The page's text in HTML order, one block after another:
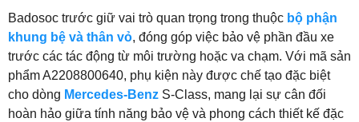
Badosoc trước giữ vai trò quan trọng trong thuộc bộ phận
khung bệ và thân vỏ, đóng góp việc bảo vệ phần đầu xe
trước các tác động từ môi trường hoặc va chạm. Với mã sản
phẩm A2208800640, phụ kiện này được chế tạo đặc biệt
cho dòng Mercedes-Benz S-Class, mang lại sự cân đối
hoàn hảo giữa tính năng bảo vệ và phong cách thiết kế đặc